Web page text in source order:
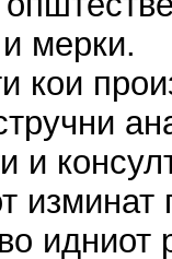
мерки.
кои
и
идниот